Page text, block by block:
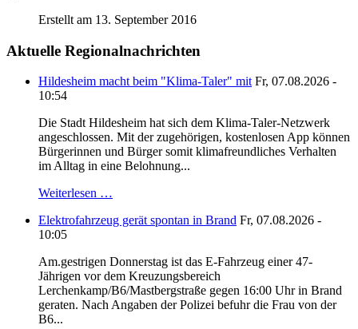
Erstellt am 13. September 2016
Aktuelle Regionalnachrichten
Hildesheim macht beim "Klima-Taler" mit Fr, 07.08.2026 -
10:54
Die Stadt Hildesheim hat sich dem Klima-Taler-Netzwerk
angeschlossen. Mit der zugehörigen, kostenlosen App können
Bürgerinnen und Bürger somit klimafreundliches Verhalten
im Alltag in eine Belohnung...
Weiterlesen …
Elektrofahrzeug gerät spontan in Brand Fr, 07.08.2026 -
10:05
Am.gestrigen Donnerstag ist das E-Fahrzeug einer 47-
Jährigen vor dem Kreuzungsbereich
Lerchenkamp/B6/Mastbergstraße gegen 16:00 Uhr in Brand
geraten. Nach Angaben der Polizei befuhr die Frau von der
B6...